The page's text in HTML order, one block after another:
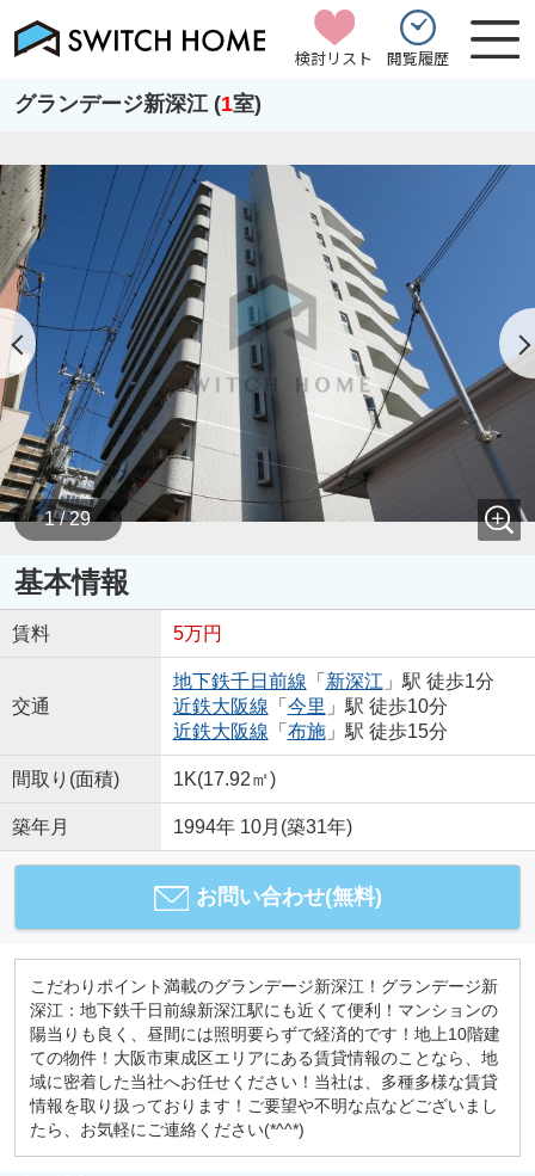
検討リスト 閲覧履歴
グランデージ新深江 (1室)
1 / 29
基本情報
賃料 5万円
交通
地下鉄千日前線 「 新深江 」駅 徒歩1分
近鉄大阪線 「 今里 」駅 徒歩10分
近鉄大阪線 「 布施」駅 徒歩15分
間取り(面積) 1K(17.92㎡)
築年月 1994年 10月(築31年)
お問い合わせ(無料)
こだわりポイント満載のグランデージ新深江！グランデージ新
深江：地下鉄千日前線新深江駅にも近くて便利！マンションの
陽当りも良く、昼間には照明要らずで経済的です！地上10階建
ての物件！大阪市東成区エリアにある賃貸情報のことなら、地
域に密着した当社へお任せください！当社は、多種多様な賃貸
情報を取り扱っております！ご要望や不明な点などございまし
たら、お気軽にご連絡ください(*^^*)